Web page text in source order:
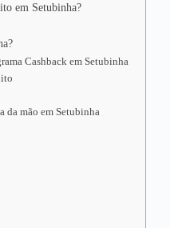
em Setubinha?
Cashback em Setubinha
mão em Setubinha